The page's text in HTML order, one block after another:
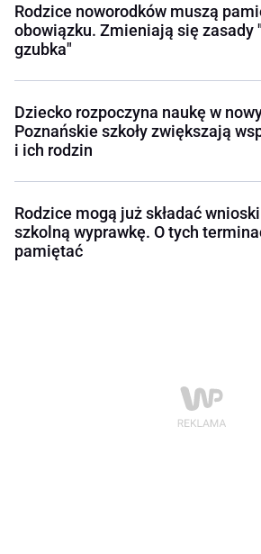
Rodzice noworodków muszą
obowiązku. Zmieniają się zasady
gzubka"
Dziecko rozpoczyna naukę w
Poznańskie szkoły zwiększają
i ich rodzin
Rodzice mogą już składać wnioski
szkolną wyprawkę. O tych
pamiętać